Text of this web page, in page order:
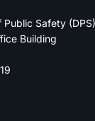
Safety (DPS)
Building